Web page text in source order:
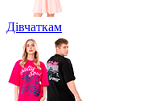
Дівчаткам